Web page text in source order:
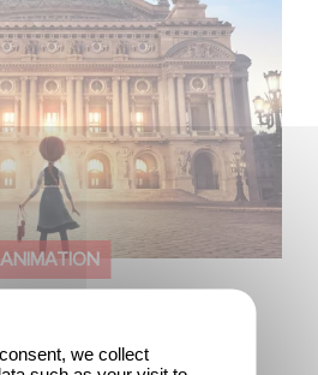
ANIMATION
kündigen die Fortsetzung von
niemals auf an
kündigen die Fortsetzung von
niemals auf an
we collect